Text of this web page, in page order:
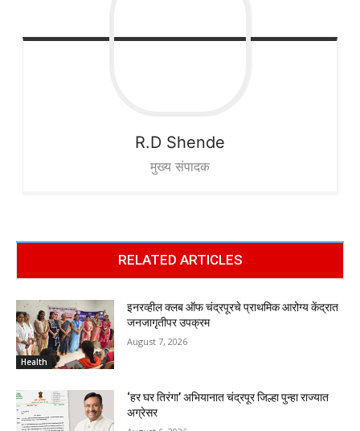
R.D Shende
मुख्य संपादक
RELATED ARTICLES
Health
इनरव्हील क्लब ऑफ चंद्रपूरचे प्राथमिक आरोग्य केंद्रात
जनजागृतीपर उपक्रम
August 7, 2026
‘हर घर तिरंगा’ अभियानात चंद्रपूर जिल्हा पुन्हा राज्यात
अग्रेसर